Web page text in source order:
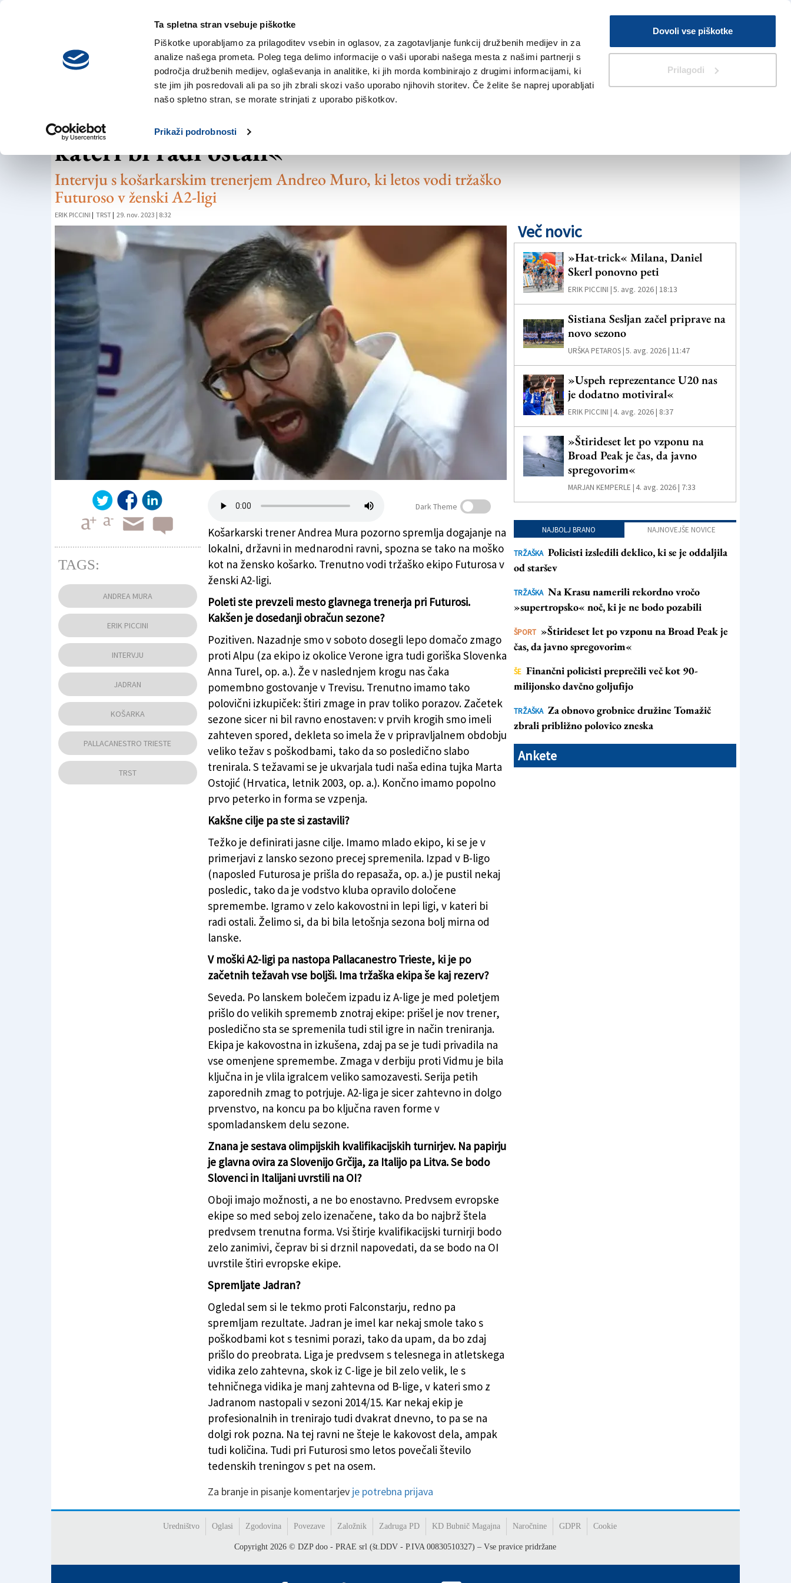
Ta spletna stran vsebuje piškotke
Piškotke uporabljamo za prilagoditev vsebin in oglasov, za zagotavljanje funkcij družbenih medijev in za
analize našega prometa. Poleg tega delimo informacije o vaši uporabi našega mesta z našimi partnerji s
področja družbenih medijev, oglaševanja in analitike, ki jih morda kombinirajo z drugimi informacijami, ki
ste jim jih posredovali ali pa so jih zbrali skozi vašo uporabo njihovih storitev. Če želite še naprej uporabljati
našo spletno stran, se morate strinjati z uporabo piškotkov.
Prikaži podrobnosti
Dovoli vse piškotke
Prilagodi
sreda,
5. avgusta 2026
V Kioskih
Iskanje
NOVICE TRŽAŠKA GORIŠKA KULTURA ŠPORT ŠE
»Igramo v zelo kakovostni in lepi ligi, v
kateri bi radi ostali«
Intervju s košarkarskim trenerjem Andreo Muro, ki letos vodi tržaško
Futuroso v ženski A2-ligi
ERIK PICCINI | TRST | 29. nov. 2023 | 8:32
Andrea Mura je v svoji karieri dvakrat sedel na klopi Jadranove članske ekipe (ARHIV)
Dark Theme
Košarkarski trener Andrea Mura pozorno spremlja dogajanje na
lokalni, državni in mednarodni ravni, spozna se tako na moško
kot na žensko košarko. Trenutno vodi tržaško ekipo Futurosa v
ženski A2-ligi.
Poleti ste prevzeli mesto glavnega trenerja pri Futurosi.
Kakšen je dosedanji obračun sezone?
Pozitiven. Nazadnje smo v soboto dosegli lepo domačo zmago
proti Alpu (za ekipo iz okolice Verone igra tudi goriška Slovenka
Anna Turel, op. a.). Že v naslednjem krogu nas čaka
pomembno gostovanje v Trevisu. Trenutno imamo tako
polovični izkupiček: štiri zmage in prav toliko porazov. Začetek
sezone sicer ni bil ravno enostaven: v prvih krogih smo imeli
zahteven spored, dekleta so imela že v pripravljalnem obdobju
veliko težav s poškodbami, tako da so posledično slabo
trenirala. S težavami se je ukvarjala tudi naša edina tujka Marta
Ostojić (Hrvatica, letnik 2003, op. a.). Končno imamo popolno
prvo peterko in forma se vzpenja.
Kakšne cilje pa ste si zastavili?
Težko je definirati jasne cilje. Imamo mlado ekipo, ki se je v
primerjavi z lansko sezono precej spremenila. Izpad v B-ligo
(naposled Futurosa je prišla do repasaža, op. a.) je pustil nekaj
posledic, tako da je vodstvo kluba opravilo določene
spremembe. Igramo v zelo kakovostni in lepi ligi, v kateri bi
radi ostali. Želimo si, da bi bila letošnja sezona bolj mirna od
lanske.
V moški A2-ligi pa nastopa Pallacanestro Trieste, ki je po
začetnih težavah vse boljši. Ima tržaška ekipa še kaj rezerv?
Seveda. Po lanskem bolečem izpadu iz A-lige je med poletjem
prišlo do velikih sprememb znotraj ekipe: prišel je nov trener,
posledično sta se spremenila tudi stil igre in način treniranja.
Ekipa je kakovostna in izkušena, zdaj pa se je tudi privadila na
vse omenjene spremembe. Zmaga v derbiju proti Vidmu je bila
ključna in je vlila igralcem veliko samozavesti. Serija petih
zaporednih zmag to potrjuje. A2-liga je sicer zahtevno in dolgo
prvenstvo, na koncu pa bo ključna raven forme v
spomladanskem delu sezone.
Znana je sestava olimpijskih kvalifikacijskih turnirjev. Na papirju
je glavna ovira za Slovenijo Grčija, za Italijo pa Litva. Se bodo
Slovenci in Italijani uvrstili na OI?
Oboji imajo možnosti, a ne bo enostavno. Predvsem evropske
ekipe so med seboj zelo izenačene, tako da bo najbrž štela
predvsem trenutna forma. Vsi štirje kvalifikacijski turnirji bodo
zelo zanimivi, čeprav bi si drznil napovedati, da se bodo na OI
uvrstile štiri evropske ekipe.
Spremljate Jadran?
Ogledal sem si le tekmo proti Falconstarju, redno pa
spremljam rezultate. Jadran je imel kar nekaj smole tako s
poškodbami kot s tesnimi porazi, tako da upam, da bo zdaj
prišlo do preobrata. Liga je predvsem s telesnega in atletskega
vidika zelo zahtevna, skok iz C-lige je bil zelo velik, le s
tehničnega vidika je manj zahtevna od B-lige, v kateri smo z
Jadranom nastopali v sezoni 2014/15. Kar nekaj ekip je
profesionalnih in trenirajo tudi dvakrat dnevno, to pa se na
dolgi rok pozna. Na tej ravni ne šteje le kakovost dela, ampak
tudi količina. Tudi pri Futurosi smo letos povečali število
tedenskih treningov s pet na osem.
Za branje in pisanje komentarjev je potrebna prijava
TAGS:
ANDREA MURA
ERIK PICCINI
INTERVJU
JADRAN
KOŠARKA
PALLACANESTRO TRIESTE
TRST
Več novic
»Hat-trick« Milana, Daniel
Skerl ponovno peti
ERIK PICCINI |5. avg. 2026 | 18:13
Sistiana Sesljan začel priprave na
novo sezono
URŠKA PETAROS |5. avg. 2026 | 11:47
»Uspeh reprezentance U20 nas
je dodatno motiviral«
ERIK PICCINI |4. avg. 2026 | 8:37
»Štirideset let po vzponu na
Broad Peak je čas, da javno
spregovorim«
MARJAN KEMPERLE |4. avg. 2026 | 7:33
NAJBOLJ BRANO NAJNOVEJŠE NOVICE
TRŽAŠKA Policisti izsledili deklico, ki se je oddaljila
od staršev
TRŽAŠKA Na Krasu namerili rekordno vročo
»supertropsko« noč, ki je ne bodo pozabili
ŠPORT »Štirideset let po vzponu na Broad Peak je
čas, da javno spregovorim«
ŠE Finančni policisti preprečili več kot 90-
milijonsko davčno goljufijo
TRŽAŠKA Za obnovo grobnice družine Tomažič
zbrali približno polovico zneska
Ankete
Uredništvo Oglasi Zgodovina Povezave Založnik Zadruga PD KD Bubnič Magajna Naročnine GDPR Cookie
Copyright2026 © DZP doo - PRAE srl (št.DDV - P.IVA 00830510327) – Vse pravice pridržane